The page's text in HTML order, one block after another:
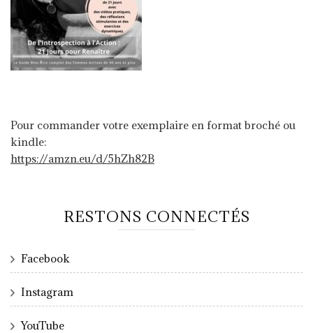
Pour commander votre exemplaire en format broché ou
kindle:
https://amzn.eu/d/5hZh82B
RESTONS CONNECTÉS
Facebook
Instagram
YouTube